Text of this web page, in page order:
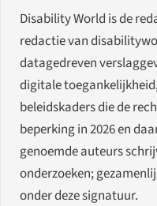
Disability World is de
redactie van
datagedreven
digitale
beleidskaders die de
beperking in 2026 en
genoemde auteurs
onderzoeken;
onder deze signatuur.